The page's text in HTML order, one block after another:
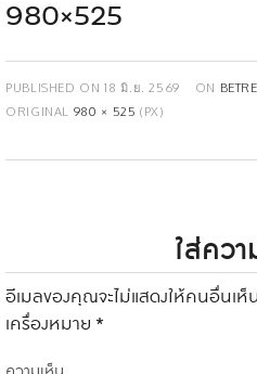
980×525
PUBLISHED ON18 มิ.ย. 2569 ON
ORIGINAL 980 × 525 (PX)
ใส่ควา
อีเมลของคุณจะไม่แสดงให้คนอื่นเห็น
เครื่องหมาย *